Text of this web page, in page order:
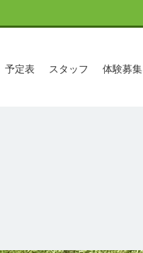
予定表 スタッフ 体験募集